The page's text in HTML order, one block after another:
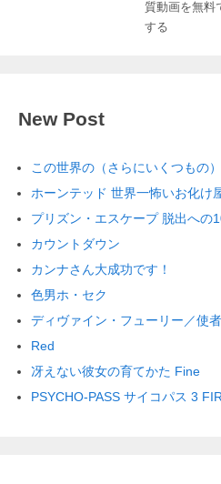
質動画を無料
する
New Post
この世界の（さらにいくつもの
ホーンテッド 世界一怖いお化け
プリズン・エスケープ 脱出への
カウントダウン
カンナさん大成功です！
色男ホ・セク
ディヴァイン・フューリー／使者
Red
冴えない彼女の育てかた Fine
PSYCHO-PASS サイコパス 3